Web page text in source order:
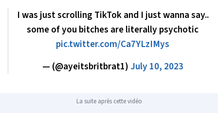
I was just scrolling TikTok and I just wanna say..
some of you bitches are literally psychotic
pic.twitter.com/Ca7YLzIMys
— (@ayeitsbritbrat1) July 10, 2023
La suite après cette vidéo